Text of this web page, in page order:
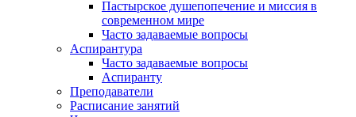
Пастырское душепопечение и миссия в
современном мире
Часто задаваемые вопросы
Аспирантура
Часто задаваемые вопросы
Аспиранту
Преподаватели
Расписание занятий